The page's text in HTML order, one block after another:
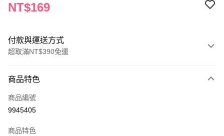
NT$169
付款與運送方式
超取滿NT$390免運
POYA支付
信用卡一次付款
商品特色
商品編號
9945405
商品特色